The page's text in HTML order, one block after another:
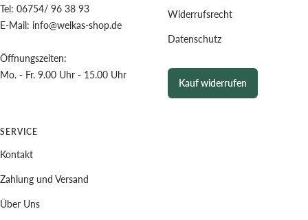
Tel: 06754/ 96 38 93
E-Mail: info@welkas-shop.de
Öffnungszeiten:
Mo. - Fr. 9.00 Uhr - 15.00 Uhr
Widerrufsrecht
Datenschutz
Kauf widerrufen
SERVICE
Kontakt
Zahlung und Versand
Über Uns